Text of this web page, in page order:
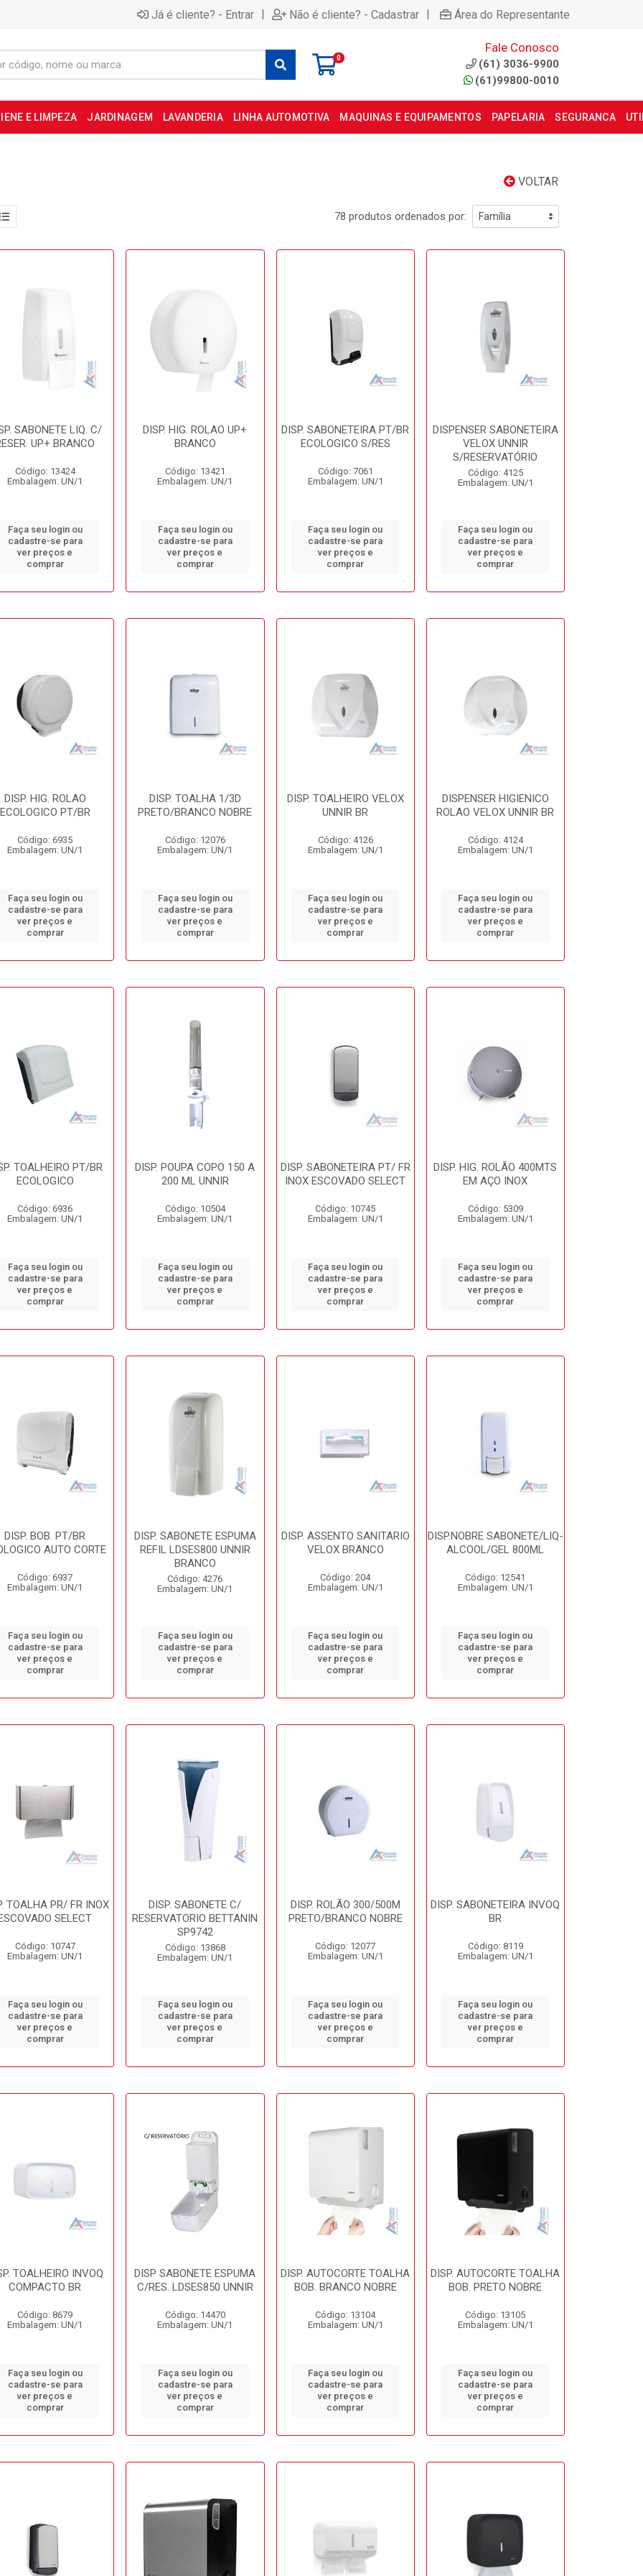
Já é cliente? - Entrar | Não é cliente? - Cadastrar | Área do Representante
0
Fale Conosco
(61) 3036-9900
(61)99800-0010
E LIMPEZA JARDINAGEM LAVANDERIA LINHA AUTOMOTIVA MAQUINAS E EQUIPAMENTOS PAPELARIA SEGURANCA
VOLTAR
78 produtos ordenados por:
SABONETE LIQ. C/
UP+ BRANCO
Código: 13424
Embalagem: UN/1
Faça seu login ou
cadastre-se para
ver preços e
comprar
DISP. HIG. ROLAO UP+
BRANCO
Código: 13421
Embalagem: UN/1
Faça seu login ou
cadastre-se para
ver preços e
comprar
DISP. SABONETEIRA PT/BR
ECOLOGICO S/RES
Código: 7061
Embalagem: UN/1
Faça seu login ou
cadastre-se para
ver preços e
comprar
DISPENSER SABONETEIRA
VELOX UNNIR
S/RESERVATÓRIO
Código: 4125
Embalagem: UN/1
Faça seu login ou
cadastre-se para
ver preços e
comprar
DISP. HIG. ROLAO
ECOLOGICO PT/BR
Código: 6935
Embalagem: UN/1
Faça seu login ou
cadastre-se para
ver preços e
comprar
DISP. TOALHA 1/3D
PRETO/BRANCO NOBRE
Código: 12076
Embalagem: UN/1
Faça seu login ou
cadastre-se para
ver preços e
comprar
DISP. TOALHEIRO VELOX
UNNIR BR
Código: 4126
Embalagem: UN/1
Faça seu login ou
cadastre-se para
ver preços e
comprar
DISPENSER HIGIENICO
ROLAO VELOX UNNIR BR
Código: 4124
Embalagem: UN/1
Faça seu login ou
cadastre-se para
ver preços e
comprar
TOALHEIRO PT/BR
ECOLOGICO
Código: 6936
Embalagem: UN/1
Faça seu login ou
cadastre-se para
ver preços e
comprar
DISP. POUPA COPO 150 A
200 ML UNNIR
Código: 10504
Embalagem: UN/1
Faça seu login ou
cadastre-se para
ver preços e
comprar
DISP. SABONETEIRA PT/ FR
INOX ESCOVADO SELECT
Código: 10745
Embalagem: UN/1
Faça seu login ou
cadastre-se para
ver preços e
comprar
DISP. HIG. ROLÃO 400MTS
EM AÇO INOX
Código: 5309
Embalagem: UN/1
Faça seu login ou
cadastre-se para
ver preços e
comprar
DISP. BOB. PT/BR
AUTO CORTE
Código: 6937
Embalagem: UN/1
Faça seu login ou
cadastre-se para
ver preços e
comprar
DISP. SABONETE ESPUMA
REFIL LDSES800 UNNIR
BRANCO
Código: 4276
Embalagem: UN/1
Faça seu login ou
cadastre-se para
ver preços e
comprar
DISP. ASSENTO SANITARIO
VELOX BRANCO
Código: 204
Embalagem: UN/1
Faça seu login ou
cadastre-se para
ver preços e
comprar
DISP.NOBRE SABONETE/LIQ-
ALCOOL/GEL 800ML
Código: 12541
Embalagem: UN/1
Faça seu login ou
cadastre-se para
ver preços e
comprar
TOALHA PR/ FR INOX
SELECT
Código: 10747
Embalagem: UN/1
Faça seu login ou
cadastre-se para
ver preços e
comprar
DISP. SABONETE C/
RESERVATORIO BETTANIN
SP9742
Código: 13868
Embalagem: UN/1
Faça seu login ou
cadastre-se para
ver preços e
comprar
DISP. ROLÃO 300/500M
PRETO/BRANCO NOBRE
Código: 12077
Embalagem: UN/1
Faça seu login ou
cadastre-se para
ver preços e
comprar
DISP. SABONETEIRA INVOQ
BR
Código: 8119
Embalagem: UN/1
Faça seu login ou
cadastre-se para
ver preços e
comprar
TOALHEIRO INVOQ
COMPACTO BR
Código: 8679
Embalagem: UN/1
Faça seu login ou
cadastre-se para
ver preços e
comprar
DISP SABONETE ESPUMA
C/RES. LDSES850 UNNIR
Código: 14470
Embalagem: UN/1
Faça seu login ou
cadastre-se para
ver preços e
comprar
DISP. AUTOCORTE TOALHA
BOB. BRANCO NOBRE
Código: 13104
Embalagem: UN/1
Faça seu login ou
cadastre-se para
ver preços e
comprar
DISP. AUTOCORTE TOALHA
BOB. PRETO NOBRE
Código: 13105
Embalagem: UN/1
Faça seu login ou
cadastre-se para
ver preços e
comprar